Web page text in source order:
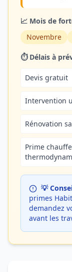
📈 Mois de
Novembre
⏱️ Délais à
Devis gratuit
Intervention
Rénovation
Prime
💡
primes
demandez
avant les